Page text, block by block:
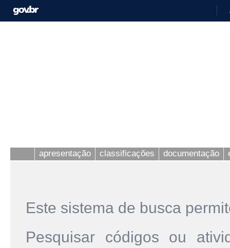
apresentação classificações documentação
Este sistema de busca
Pesquisar códigos ou